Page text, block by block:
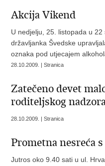
Akcija Vikend
U nedjelju, 25. listopada u
državljanka Švedske
oznaka pod utjecajem
28.10.2009. | Stranica
Zatečeno devet
roditeljskog
28.10.2009. | Stranica
Prometna nesreća
Jutros oko 9.40 sati u ul.